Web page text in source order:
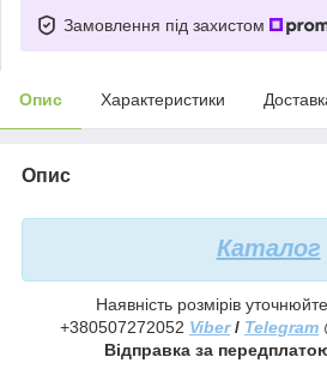
Замовлення під захистом
Опис Характеристики
Опис
Каталог
Наявність розмірів
+380507272052 Viber/ Telegram
Відправка за